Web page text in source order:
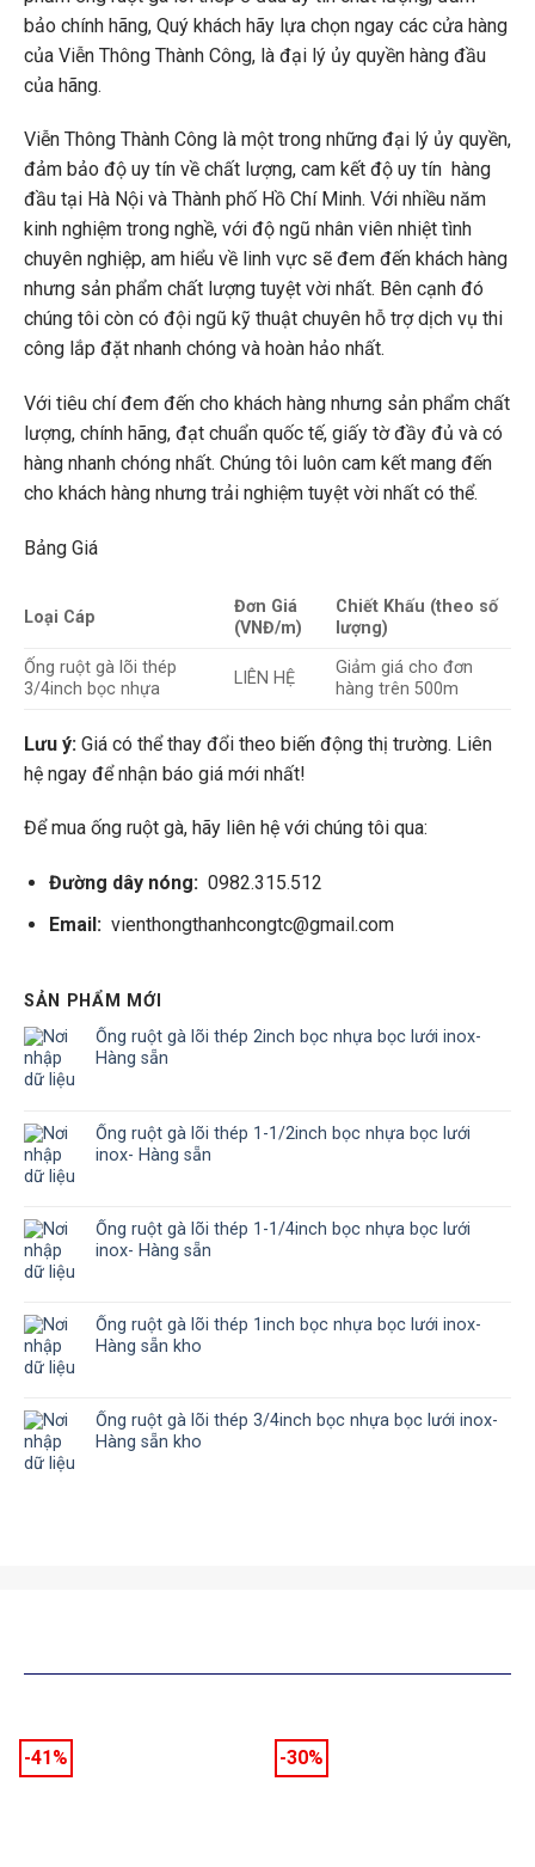
bảo chính hãng, Quý khách hãy lựa chọn ngay các cửa hàng
của Viễn Thông Thành Công, là đại lý ủy quyền hàng đầu
của hãng.
Viễn Thông Thành Công là một trong những đại lý ủy quyền,
đảm bảo độ uy tín về chất lượng, cam kết độ uy tín hàng
đầu tại Hà Nội và Thành phố Hồ Chí Minh. Với nhiều năm
kinh nghiệm trong nghề, với độ ngũ nhân viên nhiệt tình
chuyên nghiệp, am hiểu về linh vực sẽ đem đến khách hàng
nhưng sản phẩm chất lượng tuyệt vời nhất. Bên cạnh đó
chúng tôi còn có đội ngũ kỹ thuật chuyên hỗ trợ dịch vụ thi
công lắp đặt nhanh chóng và hoàn hảo nhất.
Với tiêu chí đem đến cho khách hàng nhưng sản phẩm chất
lượng, chính hãng, đạt chuẩn quốc tế, giấy tờ đầy đủ và có
hàng nhanh chóng nhất. Chúng tôi luôn cam kết mang đến
cho khách hàng nhưng trải nghiệm tuyệt vời nhất có thể.
Bảng Giá
Loại Cáp
Đơn Giá
(VNĐ/m)
Chiết Khấu (theo số
lượng)
Ống ruột gà lõi thép
3/4inch bọc nhựa
LIÊN HỆ
Giảm giá cho đơn
hàng trên 500m
Lưu ý:Giá có thể thay đổi theo biến động thị trường. Liên
hệ ngay để nhận báo giá mới nhất!
Để mua ống ruột gà, hãy liên hệ với chúng tôi qua:
Đường dây nóng:0982.315.512
Email:vienthongthanhcongtc@gmail.com
SẢN PHẨM MỚI
Ống ruột gà lõi thép 2inch bọc nhựa bọc lưới inox-
Hàng sẵn
Ống ruột gà lõi thép 1-1/2inch bọc nhựa bọc lưới
inox- Hàng sẵn
Ống ruột gà lõi thép 1-1/4inch bọc nhựa bọc lưới
inox- Hàng sẵn
Ống ruột gà lõi thép 1inch bọc nhựa bọc lưới inox-
Hàng sẵn kho
Ống ruột gà lõi thép 3/4inch bọc nhựa bọc lưới inox-
Hàng sẵn kho
-41% -30%